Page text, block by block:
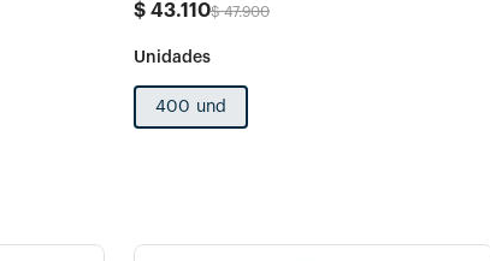
$ 43.110$ 47.900
400 und